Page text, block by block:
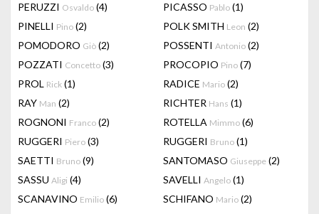
PERUZZI Osvaldo (4) PICASSO Pablo (1)
PINELLI Pino (2) POLK SMITH Leon (2)
POMODORO Giò (2) POSSENTI Antonio (2)
POZZATI Concetto (3) PROCOPIO Pino (7)
PROL Rick (1) RADICE Mario (2)
RAY Man (2) RICHTER Hans (1)
ROGNONI Franco (2) ROTELLA Mimmo (6)
RUGGERI Piero (3) RUGGERI Bruno (1)
SAETTI Bruno (9) SANTOMASO Giuseppe (2)
SASSU Aligi (4) SAVELLI Angelo (1)
SCANAVINO Emilio (6) SCHIFANO Mario (2)